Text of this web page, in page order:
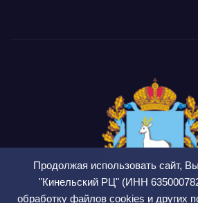
Продолжая использовать сайт,
"Кинельский РЦ" (ИНН
обработку файлов cookies и других